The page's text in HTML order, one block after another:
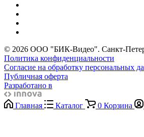
© 2026 ООО "БИК-Видео". Санкт-
Политика конфиденциальности
Согласие на обработку персональных
Публичная оферта
Разработано в
Главная Каталог 0 Корзина